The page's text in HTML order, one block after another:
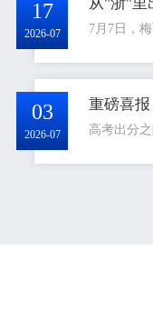
17
2026-07 7月7日，
03
2026-07 高考出分